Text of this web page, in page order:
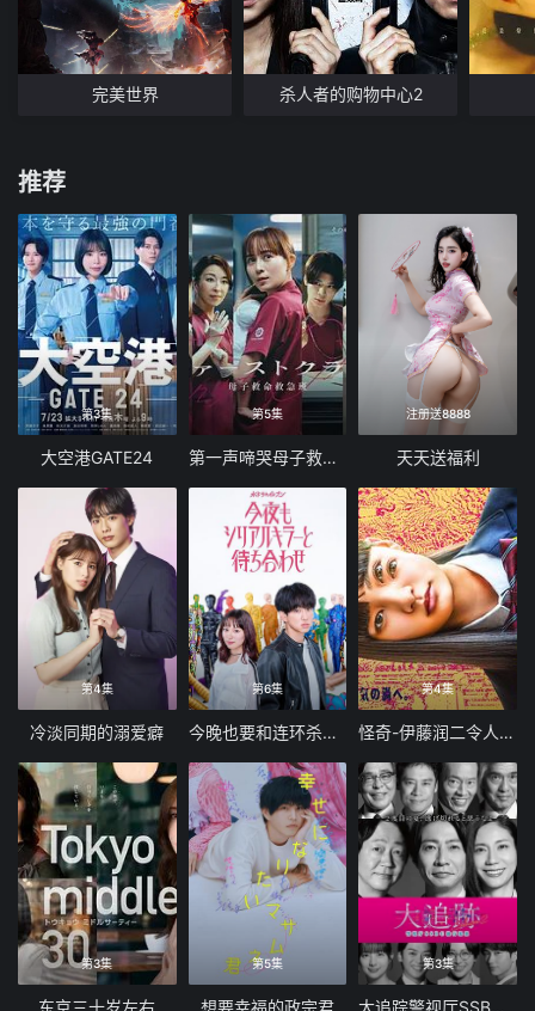
完美世界 杀人者的购物中心2
推荐
第3集
大空港GATE24
第5集
第一声啼哭母子救命急救班
注册送8888
天天送福利
第4集
冷淡同期的溺爱癖
第6集
今晚也要和连环杀手约会
第4集
怪奇-伊藤润二令人彻夜难眠的奇异故事
第3集
东京三十岁左右
第5集
想要幸福的政宗君
第3集
大追踪警视厅SSBC强行犯系第二季